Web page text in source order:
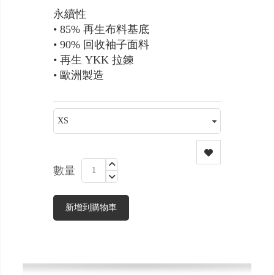
永續性
• 85% 再生布料基底
• 90% 回收袖子面料
• 再生 YKK 拉鍊
• 歐洲製造
數量
新增到購物車